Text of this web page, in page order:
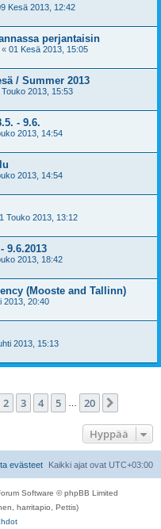
Kesä 2013, 12:42
perjantaisin
« 01 Kesä 2013, 15:05
/ Summer 2013
Touko 2013, 15:53
- 9.6.
2013, 14:54
2013, 14:54
Touko 2013, 13:12
9.6.2013
2013, 18:42
(Mooste and Tallinn)
2013, 20:40
2013, 15:13
/20
2 3 4 5 20
Hyppää
Kaikki ajat ovat UTC+03:00
evästeet
Software © phpBB Limited
harritapio, Pettis)